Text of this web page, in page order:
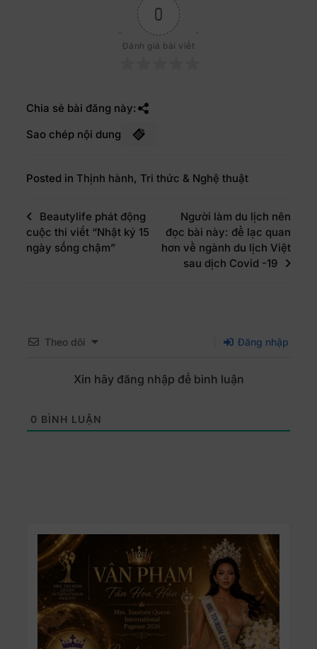
0
Đánh giá bài viết
Chia sẻ bài đăng này:
Sao chép nội dung
Posted in Thịnh hành, Tri thức & Nghệ thuật
Beautylife phát động
cuộc thi viết “Nhật ký 15
ngày sống chậm”
Người làm du lịch nên
đọc bài này: để lạc quan
hơn về ngành du lịch Việt
sau dịch Covid -19
Theo dõi Đăng nhập
Xin hãy đăng nhập để bình luận
0 BÌNH LUẬN